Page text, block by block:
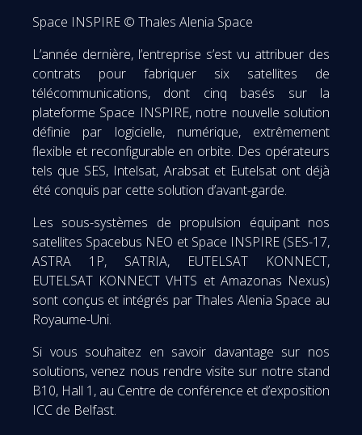
Space INSPIRE © Thales Alenia Space
L’année dernière, l’entreprise s’est vu attribuer des
contrats pour fabriquer six satellites de
télécommunications, dont cinq basés sur la
plateforme Space INSPIRE, notre nouvelle solution
définie par logicielle, numérique, extrêmement
flexible et reconfigurable en orbite. Des opérateurs
tels que SES, Intelsat, Arabsat et Eutelsat ont déjà
été conquis par cette solution d’avant-garde.
Les sous-systèmes de propulsion équipant nos
satellites Spacebus NEO et Space INSPIRE (SES-17,
ASTRA 1P, SATRIA, EUTELSAT KONNECT,
EUTELSAT KONNECT VHTS et Amazonas Nexus)
sont conçus et intégrés par Thales Alenia Space au
Royaume-Uni.
Si vous souhaitez en savoir davantage sur nos
solutions, venez nous rendre visite sur notre stand
B10, Hall 1, au Centre de conférence et d’exposition
ICC de Belfast.